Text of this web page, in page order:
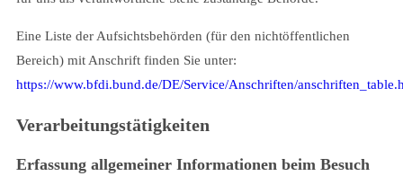
Eine Liste der Aufsichtsbehörden (für den nichtöffentlichen
Bereich) mit Anschrift finden Sie unter:
https://www.bfdi.bund.de/DE/Service/Anschriften/
Verarbeitungstätigkeiten
Erfassung allgemeiner Informationen beim Besuch